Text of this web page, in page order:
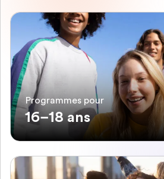
Programmes pour
16–18 ans